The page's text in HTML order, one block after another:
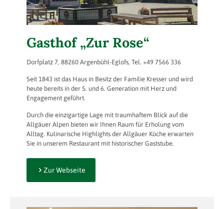
Gasthof „Zur Rose“
Dorfplatz 7, 88260 Argenbühl-Eglofs, Tel. +49 7566 336
Seit 1843 ist das Haus in Besitz der Familie Kresser und wird
heute bereits in der 5. und 6. Generation mit Herz und
Engagement geführt.
Durch die einzigartige Lage mit traumhaftem Blick auf die
Allgäuer Alpen bieten wir Ihnen Raum für Erholung vom
Alltag. Kulinarische Highlights der Allgäuer Küche erwarten
Sie in unserem Restaurant mit historischer Gaststube.
Zur Webseite